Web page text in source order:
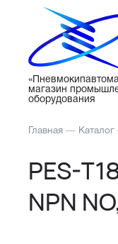
магазин
оборудования
Главная — Каталог
PES-
NPN